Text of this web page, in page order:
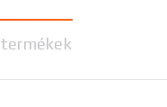
termékek